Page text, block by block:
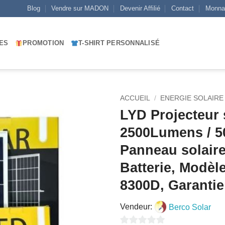
Blog Vendre sur MADON Devenir Affilié Contact
PROMOTION T-SHIRT PERSONNALISÉ
FAVORIS
ACCUEIL / ENERGIE SOLAIRE
LYD Projecteur
2500Lumens /
Panneau
Batterie,
8300D,
Vendeur: Berco Solar